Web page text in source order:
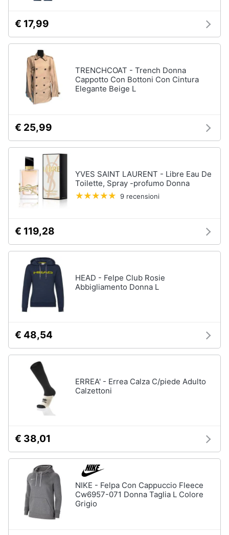
€ 17,99
TRENCHCOAT - Trench Donna
Cappotto Con Bottoni Con Cintura
Elegante Beige L
€ 25,99
YVES SAINT LAURENT - Libre Eau De
Toilette, Spray -profumo Donna
9 recensioni
€ 119,28
HEAD - Felpe Club Rosie
Abbigliamento Donna L
€ 48,54
ERREA' - Errea Calza C/piede Adulto
Calzettoni
€ 38,01
NIKE - Felpa Con Cappuccio Fleece
Cw6957-071 Donna Taglia L Colore
Grigio